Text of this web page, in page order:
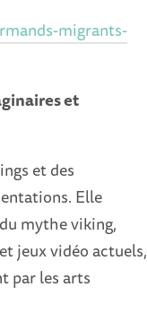
migrants-
et
et des
Elle
mythe viking,
jeux vidéo actuels,
par les arts